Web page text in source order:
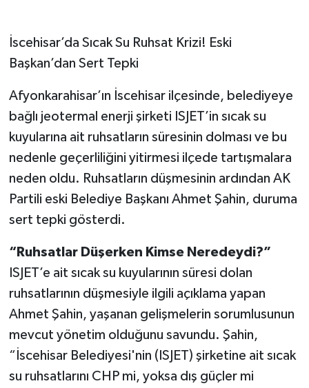
İscehisar’da Sıcak Su Ruhsat Krizi! Eski
Başkan’dan Sert Tepki
Afyonkarahisar’ın İscehisar ilçesinde, belediyeye
bağlı jeotermal enerji şirketi ISJET’in sıcak su
kuyularına ait ruhsatların süresinin dolması ve bu
nedenle geçerliliğini yitirmesi ilçede tartışmalara
neden oldu. Ruhsatların düşmesinin ardından AK
Partili eski Belediye Başkanı Ahmet Şahin, duruma
sert tepki gösterdi.
“Ruhsatlar Düşerken Kimse Neredeydi?”
ISJET’e ait sıcak su kuyularının süresi dolan
ruhsatlarının düşmesiyle ilgili açıklama yapan
Ahmet Şahin, yaşanan gelişmelerin sorumlusunun
mevcut yönetim olduğunu savundu. Şahin,
“İscehisar Belediyesi'nin (ISJET) şirketine ait sıcak
su ruhsatlarını CHP mi, yoksa dış güçler mi